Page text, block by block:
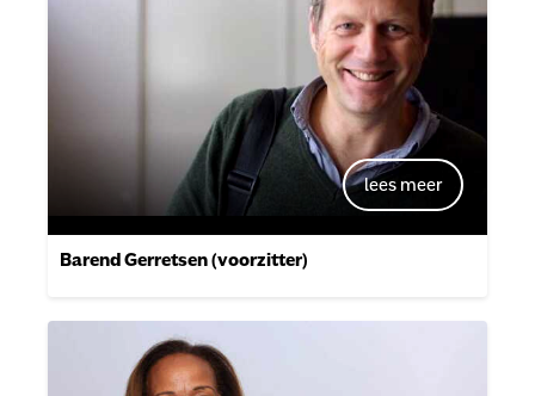
Barend Gerretsen (voorzitter)